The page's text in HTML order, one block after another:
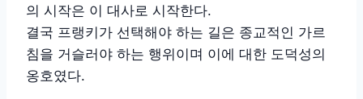
의 시작은 이 대사로 시작한다.
결국 프랭키가 선택해야 하는 길은 종교적인 가르
침을 거슬러야 하는 행위이며 이에 대한 도덕성의
옹호였다.